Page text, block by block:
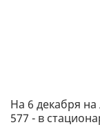
На 6 декабря
577 - в